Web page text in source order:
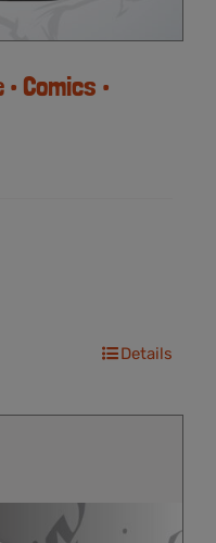
Comics •
Details